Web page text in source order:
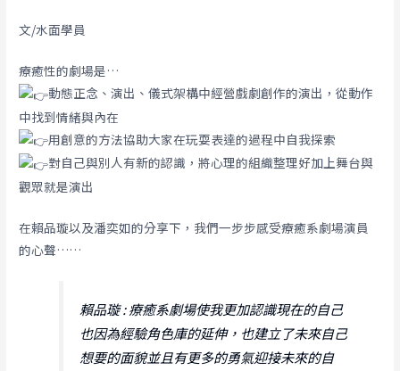
文/水面學員
療癒性的劇場是…
動態正念、演出、儀式架構中經營戲劇創作的演出，從動作
中找到情緒與內在
用創意的方法協助大家在玩耍表達的過程中自我探索
對自己與別人有新的認識，將心理的組織整理好加上舞台與
觀眾就是演出
在賴品璇以及潘奕如的分享下，我們一步步感受療癒系劇場演員
的心聲……
賴品璇 : 療癒系劇場使我更加認識現在的自己
也因為經驗角色庫的延伸，也建立了未來自己
想要的面貌並且有更多的勇氣迎接未來的自